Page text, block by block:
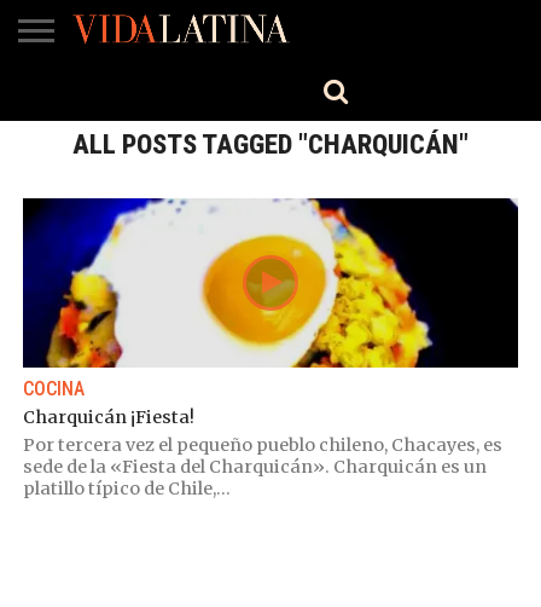
TV
ALL POSTS TAGGED "CHARQUICÁN"
COCINA
Charquicán ¡Fiesta!
Por tercera vez el pequeño pueblo chileno, Chacayes, es
sede de la «Fiesta del Charquicán». Charquicán es un
platillo típico de Chile,...